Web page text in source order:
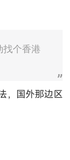
找个香港
，国外那边区